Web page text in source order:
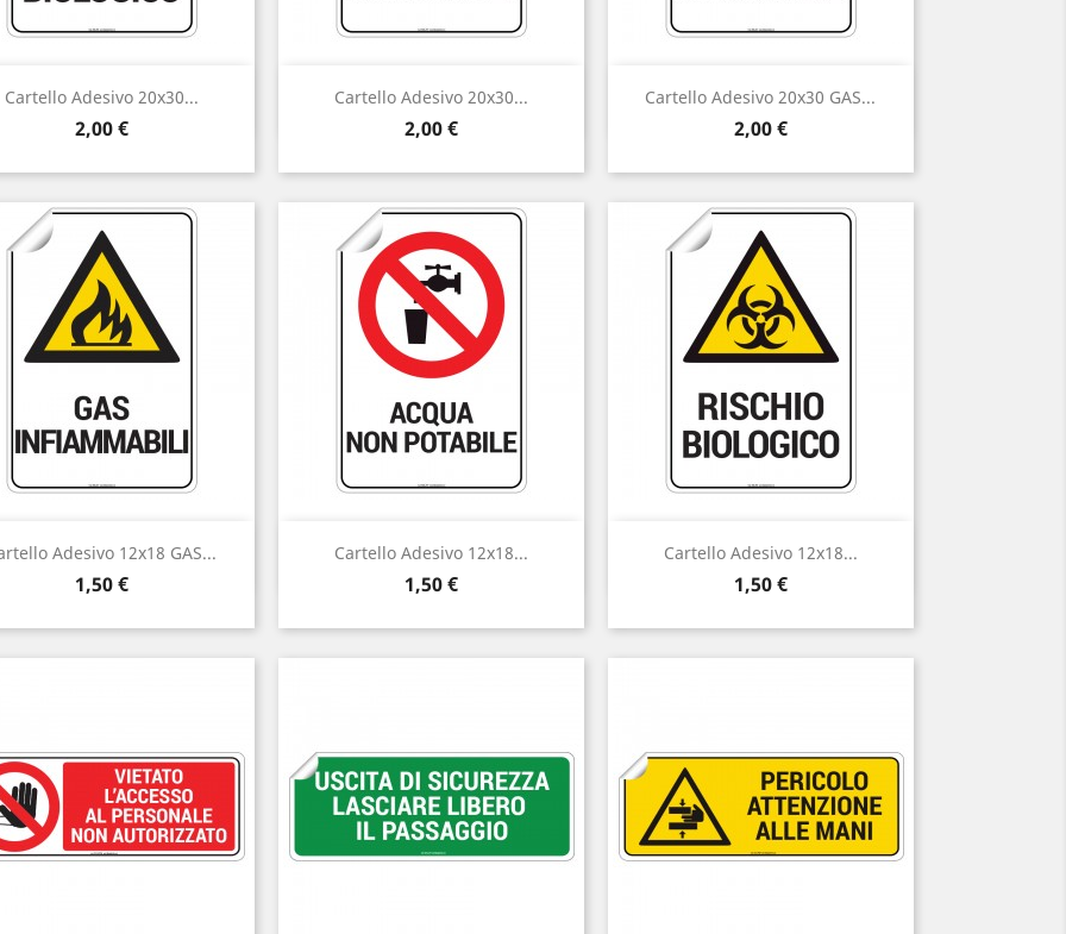
Cartello Adesivo 20x30...
Prezzo
2,00 €
Anteprima Cartello Adesivo 20x30...
Prezzo
2,00 €
Anteprima Cartello Adesivo 20x30 GAS...
Prezzo
2,00 €
Anteprima
Adesivo 12x18 GAS...
Prezzo
1,50 €
Anteprima Cartello Adesivo 12x18...
Prezzo
1,50 €
Anteprima Cartello Adesivo 12x18...
Prezzo
1,50 €
Anteprima